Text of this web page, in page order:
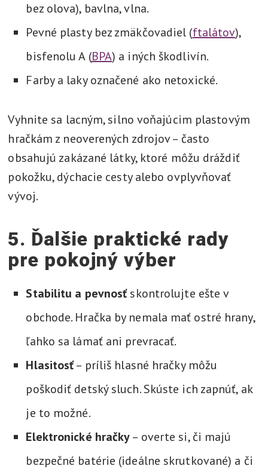
bez olova), bavlna, vlna.
Pevné plasty bez zmäkčovadiel (ftalátov),
bisfenolu A (BPA) a iných škodlivín.
Farby a laky označené ako netoxické.
Vyhnite sa lacným, silno voňajúcim plastovým
hračkám z neoverených zdrojov – často
obsahujú zakázané látky, ktoré môžu dráždiť
pokožku, dýchacie cesty alebo ovplyvňovať
vývoj.
5. Ďalšie praktické rady
pre pokojný výber
Stabilitu a pevnosťskontrolujte ešte v
obchode. Hračka by nemala mať ostré hrany,
ľahko sa lámať ani prevracať.
Hlasitosť– príliš hlasné hračky môžu
poškodiť detský sluch. Skúste ich zapnúť, ak
je to možné.
Elektronické hračky– overte si, či majú
bezpečné batérie (ideálne skrutkované) a či